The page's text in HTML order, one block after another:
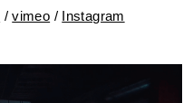
/vimeo / Instagram